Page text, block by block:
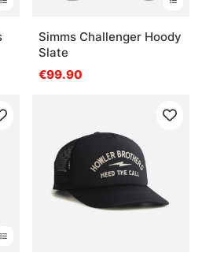
Simms Challenger Hoody
Slate
€99.90